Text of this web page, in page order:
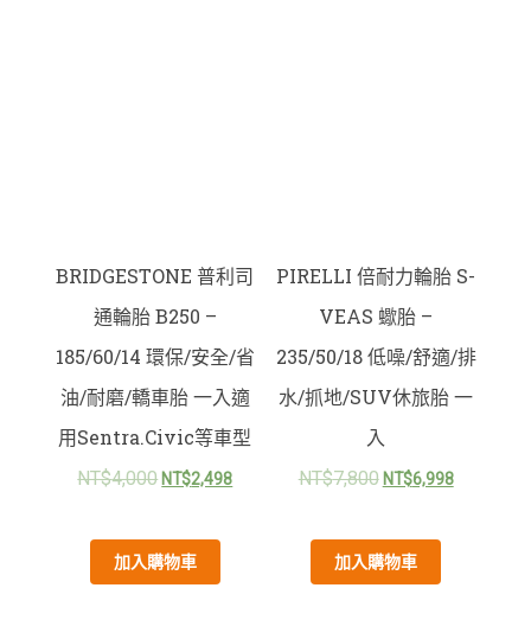
BRIDGESTONE 普利司
通輪胎 B250 –
185/60/14 環保/安全/省
油/耐磨/轎車胎 一入適
用Sentra.Civic等車型
NT$4,000 NT$2,498
加入購物車
PIRELLI 倍耐力輪胎 S-
VEAS 蠍胎 –
235/50/18 低噪/舒適/排
水/抓地/SUV休旅胎 一
入
NT$7,800 NT$6,998
加入購物車